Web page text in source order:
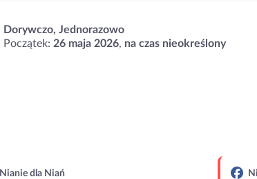
Dorywczo, Jednorazowo
Początek: 26 maja 2026, na czas nieokreślony
Nianie dla Niań